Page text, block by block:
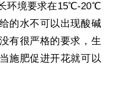
环境要求在15℃-20℃
的水不可以出现酸碱
有很严格的要求，生
施肥促进开花就可以